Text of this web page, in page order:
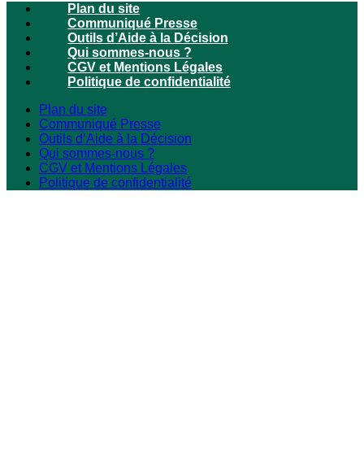
Plan du site
Communiqué Presse
Outils d’Aide à la Décision
Qui sommes-nous ?
CGV et Mentions Légales
Politique de confidentialité
Plan du site
Communiqué Presse
Outils d’Aide à la Décision
Qui sommes-nous ?
CGV et Mentions Légales
Politique de confidentialité